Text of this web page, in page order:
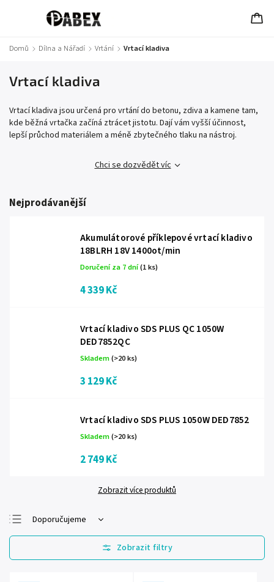
Domů / Dílna a Nářadí / Vrtání / Vrtací kladiva
Vrtací kladiva
Vrtací kladiva jsou určená pro vrtání do betonu, zdiva a kamene tam,
kde běžná vrtačka začíná ztrácet jistotu. Dají vám vyšší účinnost,
lepší průchod materiálem a méně zbytečného tlaku na nástroj.
Chci se dozvědět víc
Nejprodávanější
Akumulátorové příklepové vrtací kladivo
18BLRH 18V 1400ot/min
Doručení za 7 dní(1 ks)
4 339 Kč
Vrtací kladivo SDS PLUS QC 1050W
DED7852QC
Skladem(>20 ks)
3 129 Kč
Vrtací kladivo SDS PLUS 1050W DED7852
Skladem(>20 ks)
2 749 Kč
Zobrazit více produktů
Doporučujeme
Nejlevnější
Nejdražší